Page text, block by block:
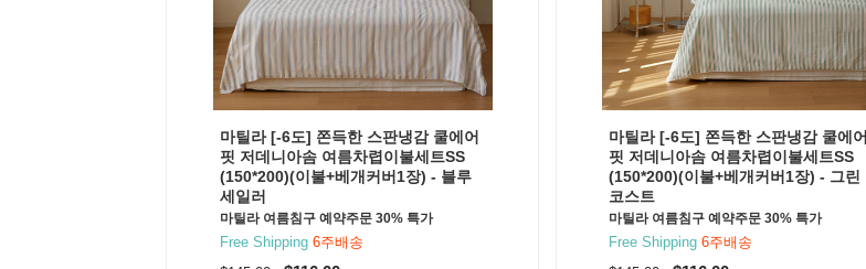
마틸라 [-6도] 쫀득한 스판냉감 쿨에어
핏 저데니아솜 여름차렵이불세트SS
(150*200)(이불+베개커버1장) - 블루
세일러
마틸라 여름침구 예약주문 30% 특가
Free Shipping 6주배송
마틸라 [-6도] 쫀득한 스판냉감 쿨에어
핏 저데니아솜 여름차렵이불세트SS
(150*200)(이불+베개커버1장) - 그린
코스트
마틸라 여름침구 예약주문 30% 특가
Free Shipping 6주배송